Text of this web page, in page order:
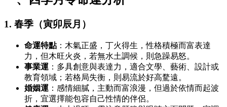
1. 春季（寅卯辰月）
命運特點：木氣正盛，丁火得生，性格積極而富表達
力，但木旺火炎，若無水土調候，則急躁易怒。
事業運 ：多具創意與表達力，適合文學、藝術、設計或
教育領域；若格局失衡，則易流於好高騖遠。
婚姻運 ：感情細膩，主動而富浪漫，但過於依情而起波
折，宜選擇能包容自己性情的伴侶。